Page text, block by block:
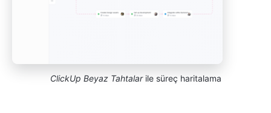
ClickUp Beyaz Tahtalarile süreç haritalama